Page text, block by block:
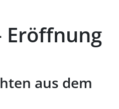
Eröffnung
aus dem